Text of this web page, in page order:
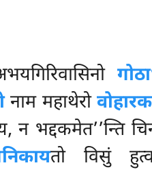
नाम महाथेरो
भद्दकमेत’’न्ति
तो विसुं